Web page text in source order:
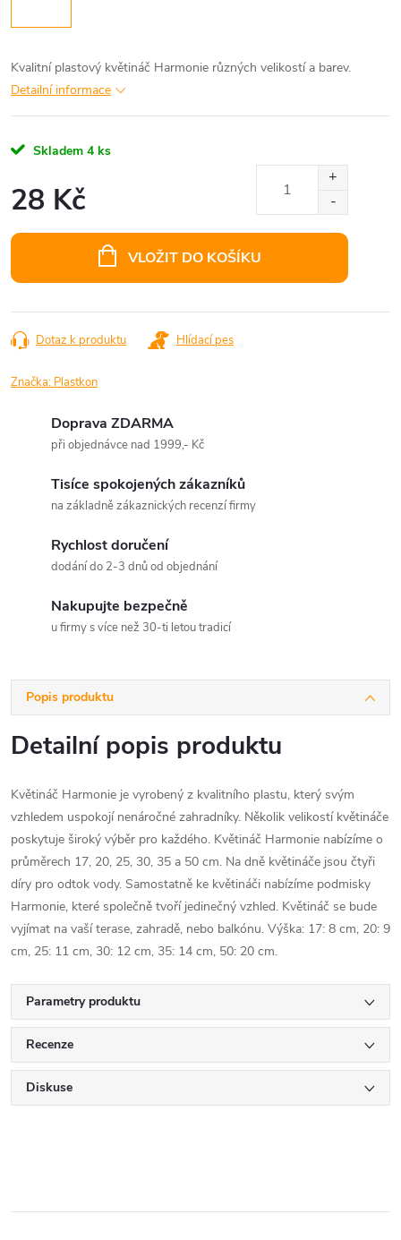
Kvalitní plastový květináč Harmonie různých velikostí a barev.
Detailní informace
Skladem 4 ks
28 Kč
VLOŽIT DO KOŠÍKU
Dotaz k produktu Hlídací pes
Značka: Plastkon
Doprava ZDARMA
při objednávce nad 1999,- Kč
Tisíce spokojených zákazníků
na základně zákaznických recenzí firmy
Rychlost doručení
dodání do 2-3 dnů od objednání
Nakupujte bezpečně
u firmy s více než 30-ti letou tradicí
Popis produktu
Detailní popis produktu
Květináč Harmonie je vyrobený z kvalitního plastu, který svým
vzhledem uspokojí nenáročné zahradníky. Několik velikostí květináče
poskytuje široký výběr pro každého. Květináč Harmonie nabízíme o
průměrech 17, 20, 25, 30, 35 a 50 cm. Na dně květináče jsou čtyři
díry pro odtok vody. Samostatně ke květináči nabízíme podmisky
Harmonie, které společně tvoří jedinečný vzhled. Květináč se bude
vyjímat na vaší terase, zahradě, nebo balkónu. Výška: 17: 8 cm, 20: 9
cm, 25: 11 cm, 30: 12 cm, 35: 14 cm, 50: 20 cm.
Parametry produktu
Recenze
Diskuse